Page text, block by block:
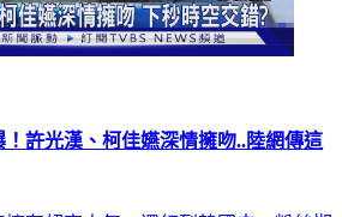
！許光漢、柯佳嬿深情擁吻..陸網傳這